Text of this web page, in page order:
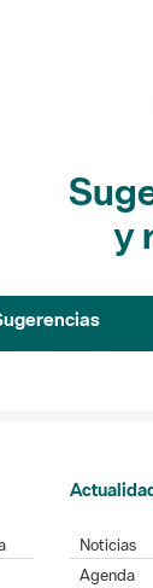
y
Noticias
Agenda